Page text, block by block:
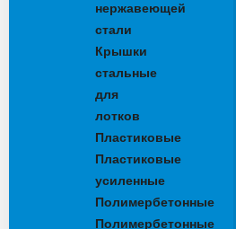
нержавеющей
стали
Крышки
стальные
для
лотков
Пластиковые
Пластиковые
усиленные
Полимербетонные
Полимербетонные